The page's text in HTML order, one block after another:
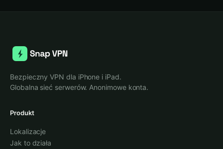
Bezpieczny VPN dla iPhone i iPad.
Globalna sieć serwerów. Anonimowe konta.
Produkt
Lokalizacje
Jak to działa